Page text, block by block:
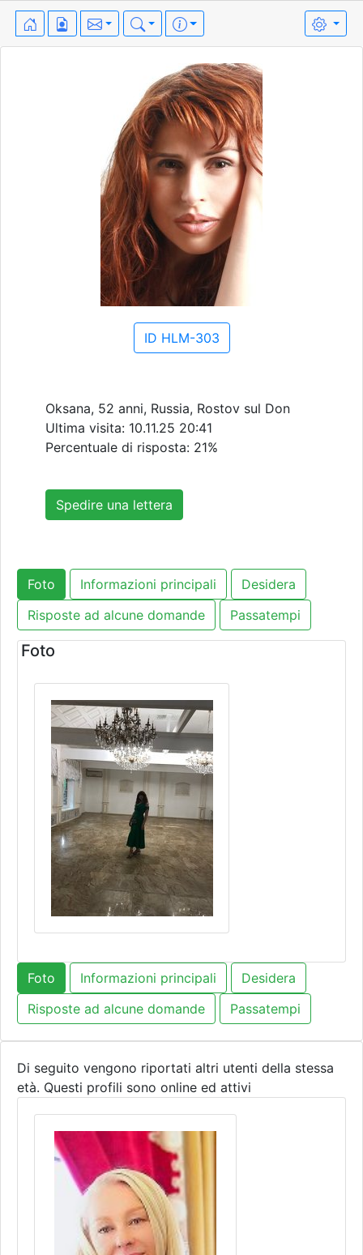
ID HLM-303
Oksana, 52 anni, Russia, Rostov sul Don
Ultima visita: 10.11.25 20:41
Percentuale di risposta: 21%
Spedire una lettera
Foto Informazioni principali
Desidera
Risposte ad alcune domande
Passatempi
Foto
Foto Informazioni principali
Desidera
Risposte ad alcune domande
Passatempi
Di seguito vengono riportati altri utenti della stessa
età. Questi profili sono online ed attivi